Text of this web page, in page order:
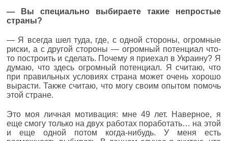
— Вы специально выбираете такие непростые
страны?
— Я всегда шел туда, где, с одной стороны, огромные
риски, а с другой стороны — огромный потенциал что-
то построить и сделать. Почему я приехал в Украину? Я
думаю, что здесь огромный потенциал. Я считаю, что
при правильных условиях страна может очень хорошо
вырасти. Также считаю, что могу своим опытом помочь
этой стране.
Это моя личная мотивация: мне 49 лет. Наверное, я
еще смогу только на двух работах поработать… на этой
и еще одной потом когда-нибудь. У меня есть